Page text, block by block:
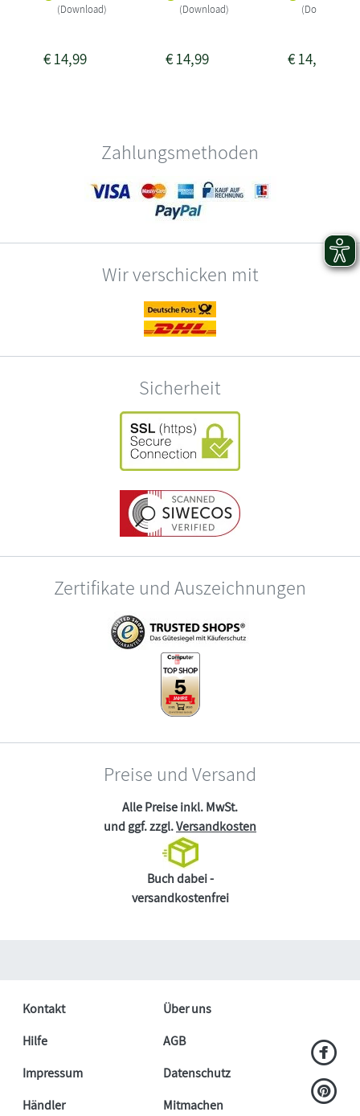
(Download)
€14,99
(Download)
€14,99
(Download)
€14,99
Zahlungsmethoden
Wir verschicken mit
Sicherheit
Zertifikate und Auszeichnungen
Preise und Versand
Alle Preise inkl. MwSt.
und ggf. zzgl.Versandkosten
Buch dabei -
versandkostenfrei
Kontakt
Über uns
Hilfe
AGB
Impressum
Datenschutz
Händler
Mitmachen